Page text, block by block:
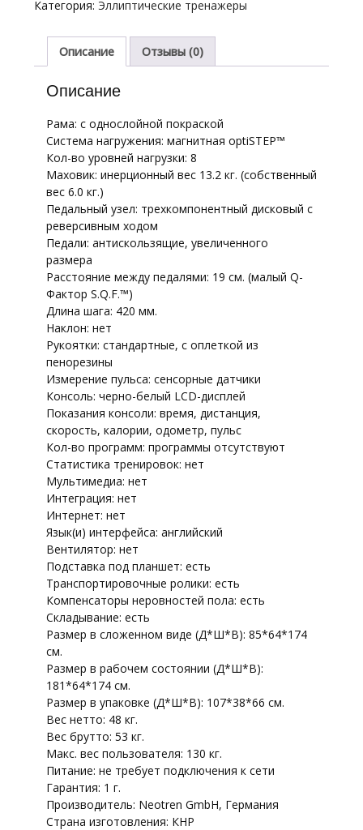
CARBON
FITNESS
CF
Категория: Эллиптические тренажеры
Описание Отзывы (0)
Описание
Рама: с однослойной покраской
Система нагружения: магнитная optiSTEP™
Кол-во уровней нагрузки: 8
Маховик: инерционный вес 13.2 кг. (собственный
вес 6.0 кг.)
Педальный узел: трехкомпонентный дисковый с
реверсивным ходом
Педали: антискользящие, увеличенного
размера
Расстояние между педалями: 19 см. (малый Q-
Фактор S.Q.F.™)
Длина шага: 420 мм.
Наклон: нет
Рукоятки: стандартные, с оплеткой из
пенорезины
Измерение пульса: сенсорные датчики
Консоль: черно-белый LCD-дисплей
Показания консоли: время, дистанция,
скорость, калории, одометр, пульс
Кол-во программ: программы отсутствуют
Статистика тренировок: нет
Мультимедиа: нет
Интеграция: нет
Интернет: нет
Язык(и) интерфейса: английский
Вентилятор: нет
Подставка под планшет: есть
Транспортировочные ролики: есть
Компенсаторы неровностей пола: есть
Складывание: есть
Размер в сложенном виде (Д*Ш*В): 85*64*174
см.
Размер в рабочем состоянии (Д*Ш*В):
181*64*174 см.
Размер в упаковке (Д*Ш*В): 107*38*66 см.
Вес нетто: 48 кг.
Вес брутто: 53 кг.
Макс. вес пользователя: 130 кг.
Питание: не требует подключения к сети
Гарантия: 1 г.
Производитель: Neotren GmbH, Германия
Страна изготовления: КНР